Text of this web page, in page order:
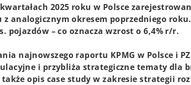
2025 roku w Polsce
analogicznym okresem poprzedniego
pojazdów – co oznacza wzrost o 6,4% r/r.
najnowszego raportu KPMG w Polsce i
i przybliża strategiczne tematy dla
opis case study w zakresie strategii